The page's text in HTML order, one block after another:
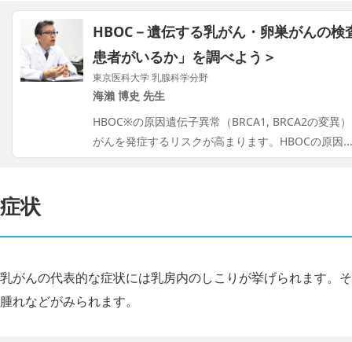
HBOC－遺伝する乳がん・卵巣がんの
患者がいるか」を調べよう＞
東京医科大学 乳腺科学分野
海瀨 博史 先生
HBOC※の原因遺伝子異常（BRCA1, BRCA2の変異
がんを発症するリスクが高まります。HBOCの原因
症状
乳がんの代表的な症状には乳房内のしこりが挙げられます。
腫れなどがみられます。